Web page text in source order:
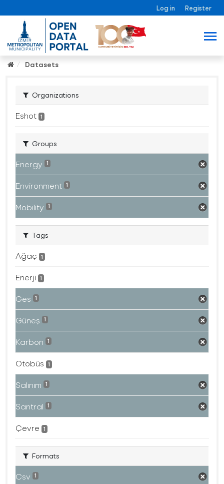
Log in Register
Datasets
Organizations
Eshot 1
Groups
Energy 1
Environment 1
Mobility 1
Tags
Ağaç 1
Enerji 1
Ges 1
Güneş 1
Karbon 1
Otobüs 1
Salınım 1
Santral 1
Çevre 1
Formats
Csv 1